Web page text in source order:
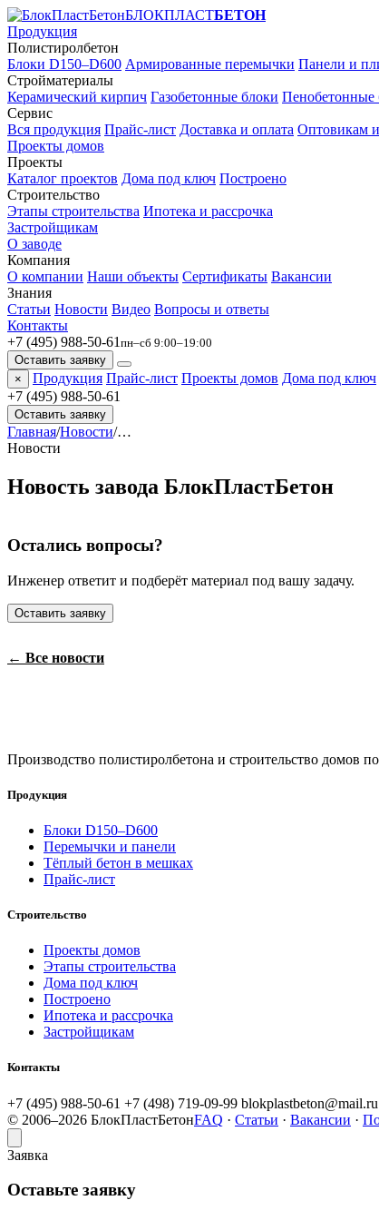
БЛОКПЛАСТБЕТОН
Продукция
Полистиролбетон
Блоки D150–D600 Армированные перемычки Панели и
Стройматериалы
Керамический кирпич Газобетонные блоки Пенобетонные
Сервис
Вся продукция Прайс-лист Доставка и оплата Оптовикам
Проекты домов
Проекты
Каталог проектов Дома под ключ Построено
Строительство
Этапы строительства Ипотека и рассрочка
Застройщикам
О заводе
Компания
О компании Наши объекты Сертификаты Вакансии
Знания
Статьи Новости Видео Вопросы и ответы
Контакты
+7 (495) 988-50-61 пн–сб 9:00–19:00
Оставить заявку
×
Продукция Прайс-лист Проекты домов Дома под ключ
+7 (495) 988-50-61
Оставить заявку
Главная/Новости/…
Новости
Новость завода БлокПластБетон
Остались вопросы?
Инженер ответит и подберёт материал под вашу задачу.
Оставить заявку
← Все новости
Производство полистиролбетона и строительство домов
Продукция
Блоки D150–D600
Перемычки и панели
Тёплый бетон в мешках
Прайс-лист
Строительство
Проекты домов
Этапы строительства
Дома под ключ
Построено
Ипотека и рассрочка
Застройщикам
Контакты
+7 (495) 988-50-61 +7 (498) 719-09-99 blokplastbeton@mail.ru
© 2006–2026 БлокПластБетонFAQ · Статьи · Вакансии ·
Заявка
Оставьте заявку